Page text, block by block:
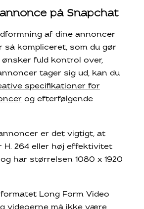
på Snapchat
af dine annoncer
så kompliceret, som du gør
ønsker fuld kontrol over,
tager sig ud, kan du
specifikationer for
og efterfølgende
er det vigtigt, at
H. 264 eller høj effektivitet
har størrelsen 1080 x 1920
Long Form Video